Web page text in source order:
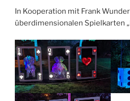
In Kooperation mit Frank
überdimensionalen Spielkarten